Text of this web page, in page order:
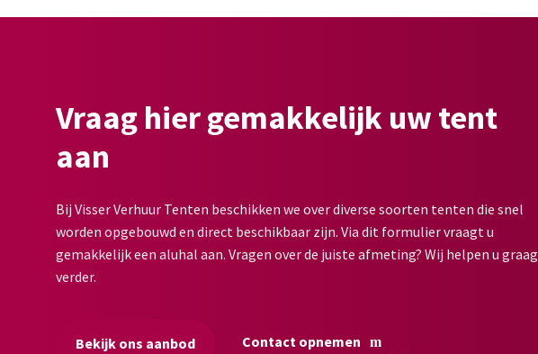
Vraag hier gemakkelijk uw tent
aan
Bij Visser Verhuur Tenten beschikken we over diverse soorten tenten die snel
worden opgebouwd en direct beschikbaar zijn. Via dit formulier vraagt u
gemakkelijk een aluhal aan. Vragen over de juiste afmeting? Wij helpen u graag
verder.
Bekijk ons aanbod Contact opnemen